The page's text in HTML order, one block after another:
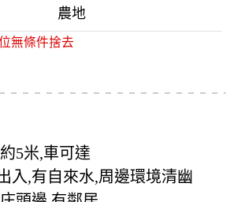
農地
無條件捨去
5米,車可達
入,有自來水,周邊環境清幽